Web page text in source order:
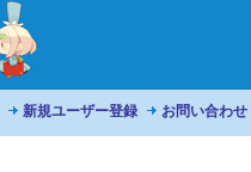
新規ユーザー登録 お問い合わせ